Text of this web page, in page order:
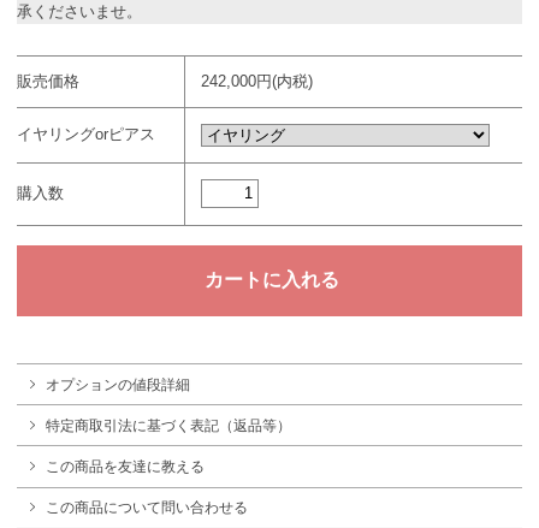
承くださいませ。
販売価格 242,000円(内税)
イヤリングorピアス
購入数
オプションの値段詳細
特定商取引法に基づく表記（返品等）
この商品を友達に教える
この商品について問い合わせる